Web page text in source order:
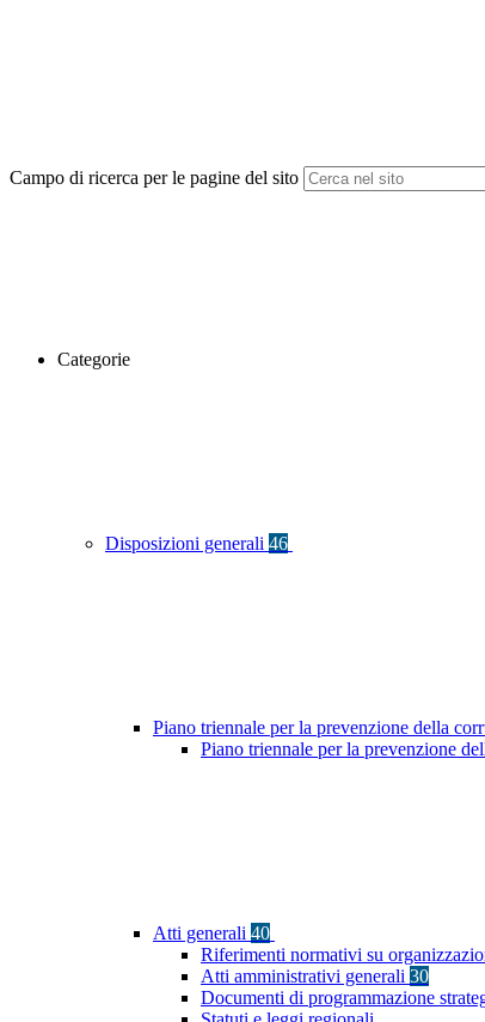
Campo di ricerca per le pagine del sito
Categorie
Disposizioni generali 46
Piano triennale per la prevenzione della
Piano triennale per la prevenzione
Atti generali 40
Riferimenti normativi su
Atti amministrativi generali 30
Documenti di programmazione